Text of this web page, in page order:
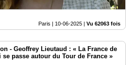
Paris | 10-06-2025 | Vu 62063 fois
- Geoffrey Lieutaud : « La France de
passe autour du Tour de France »